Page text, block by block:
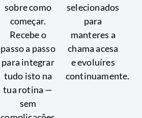
sobre como
começar.
Recebe o
passo a passo
para integrar
tudo isto na
tua rotina —
sem
selecionados
para
manteres a
chama acesa
e evoluíres
continuamente.